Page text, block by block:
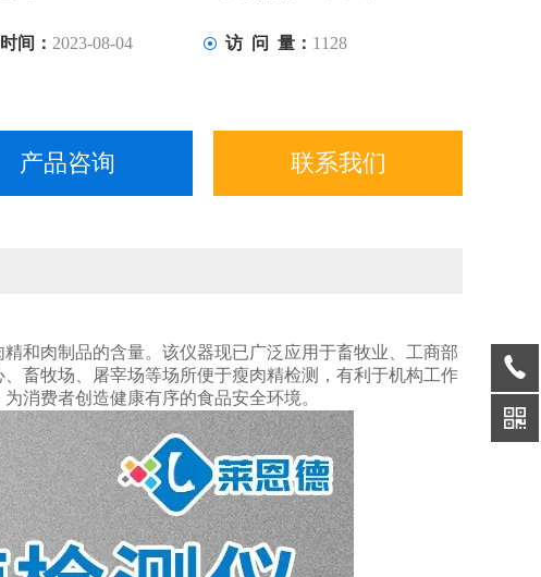
间： 2023-08-04 访 问 量： 1128
产品咨询 联系我们
和肉制品的含量。该仪器现已广泛应用于畜牧业、工商部
畜牧场、屠宰场等场所便于瘦肉精检测，有利于机构工作
消费者创造健康有序的食品安全环境。